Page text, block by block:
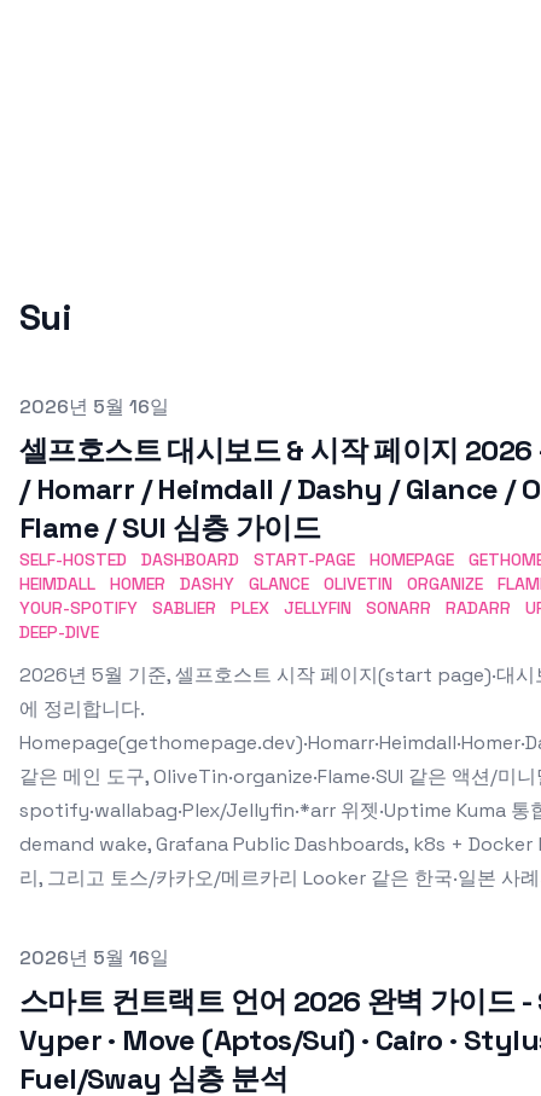
Sui
Published on
2026년 5월 16일
셀프호스트 대시보드 & 시작 페이지
/ Homarr / Heimdall / Dashy / Glance /
Flame / SUI 심층 가이드
SELF-HOSTED DASHBOARD START-PAGE HOMEPAGE
HEIMDALL
HOMER DASHY GLANCE OLIVETIN ORGANIZE
YOUR-SPOTIFY
SABLIER PLEX JELLYFIN SONARR RADARR
DEEP-DIVE
2026년 5월 기준, 셀프호스트 시작 페이지(start page)·대시
에 정리합니다.
같은 메인 도구, OliveTin·organize·Flame·SUI 같은 액션/미
spotify·wallabag·Plex/Jellyfin·*arr 위젯·Uptime Kuma 통
demand wake, Grafana Public Dashboards, k8s + Docker
리, 그리고 토스/카카오/메르카리 Looker 같은 한국·일본 사
Published on
2026년 5월 16일
스마트 컨트랙트 언어 2026 완벽 가이드
Vyper · Move (Aptos/Sui) · Cairo ·
Fuel/Sway 심층 분석